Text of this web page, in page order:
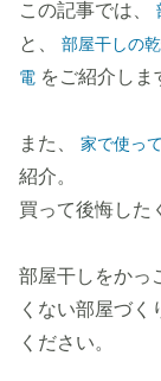
この記事では、
と、 部屋干しの
電 をご紹介しま
また、 家で使っ
紹介。
買って後悔した
部屋干しをかっ
くない部屋づく
ください。